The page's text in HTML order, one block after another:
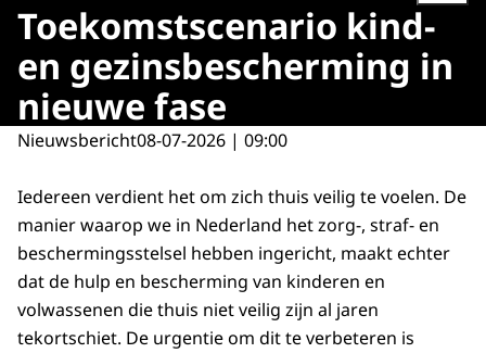
Toekomstscenario kind-
en gezinsbescherming in
nieuwe fase
Nieuwsbericht08-07-2026 | 09:00
Iedereen verdient het om zich thuis veilig te voelen. De
manier waarop we in Nederland het zorg-, straf- en
beschermingsstelsel hebben ingericht, maakt echter
dat de hulp en bescherming van kinderen en
volwassenen die thuis niet veilig zijn al jaren
tekortschiet. De urgentie om dit te verbeteren is